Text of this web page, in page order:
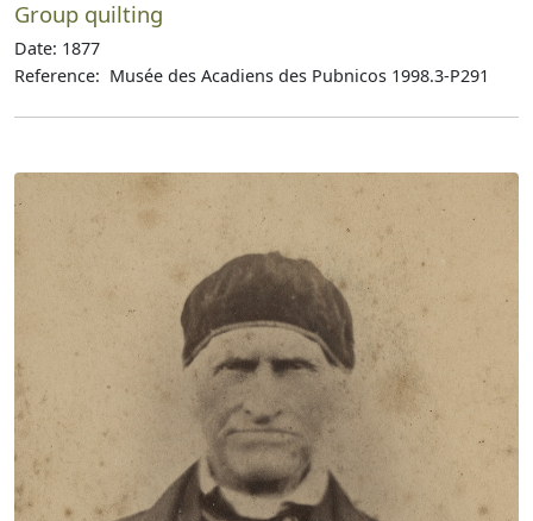
Group quilting
Date: 1877
Reference: Musée des Acadiens des Pubnicos 1998.3-P291